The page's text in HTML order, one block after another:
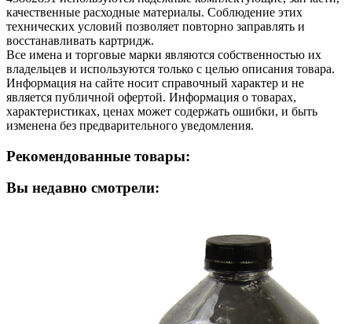
качественные расходные материалы. Соблюдение этих
технических условий позволяет повторно заправлять и
восстанавливать картридж.
Все имена и торговые марки являются собственностью их
владельцев и используются только с целью описания товара.
Информация на сайте носит справочный характер и не
является публичной офертой. Информация о товарах,
характеристиках, ценах может содержать ошибки, и быть
изменена без предварительного уведомления.
Рекомендованные товары:
Вы недавно смотрели: